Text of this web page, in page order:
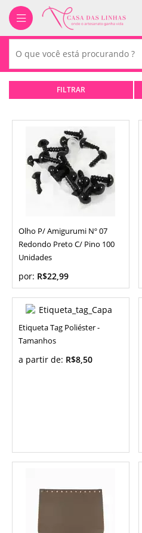
Olho P/ Amigurumi Nº 07
Redondo Preto C/ Pino 100
Unidades
por: R$22,99
Etiqueta Tag Poliéster -
Tamanhos
a partir de: R$8,50